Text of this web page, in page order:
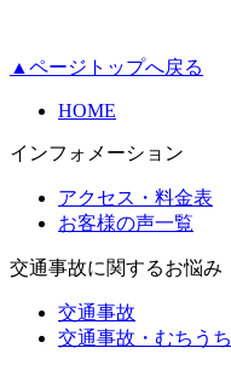
▲ページトップへ戻る
HOME
インフォメーション
アクセス・料金表
お客様の声一覧
交通事故に関するお悩み
交通事故
交通事故・むちうち